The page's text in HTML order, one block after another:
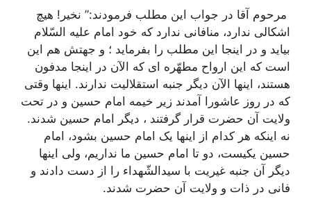
مرحوم آقا در جواب این مطلب فرمودند:” نخیر! هیچ
اشکالى ندارد، منافانى ندارد که خود امام علیه ‌السّلام
بیاید و در اینجا این مطلب را بفرماید ؛ و جهتش هم این
است که این ارواح مطهّره ‌اى که الآن در اینجا مدفون
هستند، اینها الآن دیگر جنبه استقلالیت ندارند. اینها وقتى
که در روز عاشورا آمدند زیر خیمه امام حسین و در تحت
ولایت آن حضرت قرار گرفتند ، دیگر امام حسین شدند.
نه اینکه هر کدام از اینها یک امام حسین بشود، امام
حسین یکیست، دو تا امام حسین ما نداریم، ولى اینها
دیگر آن جنبه غیریت با سیدالشّهداء را از دست دادند و
فانى در ذات و ولایت آن حضرت شدند.